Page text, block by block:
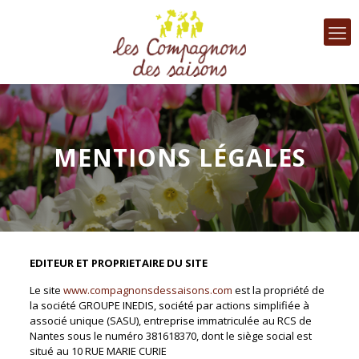
MENTIONS LÉGALES
EDITEUR ET PROPRIETAIRE DU SITE
Le site www.compagnonsdessaisons.com est la propriété de
la société GROUPE INEDIS, société par actions simplifiée à
associé unique (SASU), entreprise immatriculée au RCS de
Nantes sous le numéro 381618370, dont le siège social est
situé au 10 RUE MARIE CURIE